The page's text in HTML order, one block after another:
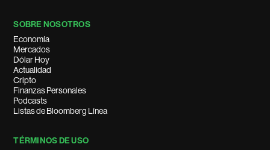
SOBRE NOSOTROS
Economía
Mercados
Dólar Hoy
Actualidad
Cripto
Finanzas Personales
Podcasts
Listas de Bloomberg Línea
TÉRMINOS DE USO